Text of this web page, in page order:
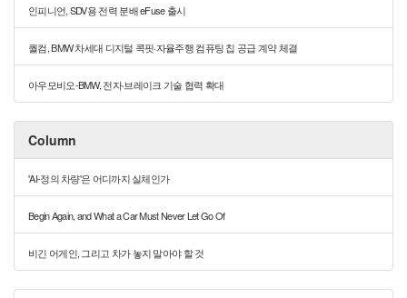
인피니언, SDV용 전력 분배 eFuse 출시
퀄컴, BMW 차세대 디지털 콕핏·자율주행 컴퓨팅 칩 공급 계약 체결
아우모비오-BMW, 전자·브레이크 기술 협력 확대
Column
'AI-정의 차량'은 어디까지 실체인가
Begin Again, and What a Car Must Never Let Go Of
비긴 어게인, 그리고 차가 놓지 말아야 할 것